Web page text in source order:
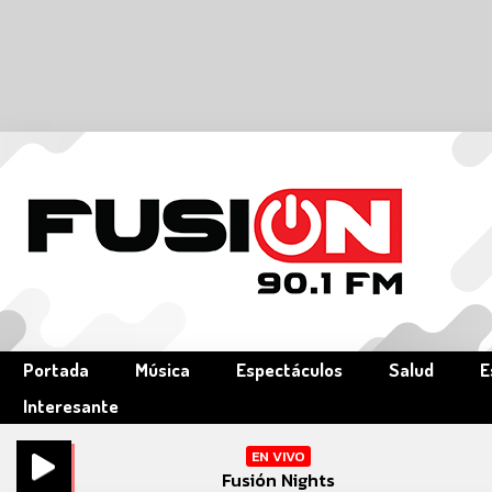
Portada Música Espectáculos Salud
Interesante
EN VIVO
Fusión Nights